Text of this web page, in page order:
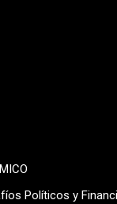
Políticos y